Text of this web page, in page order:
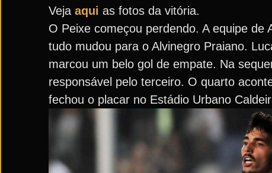
Veja aqui as fotos da vitória.
O Peixe começou perdendo. A equipe
tudo mudou para o Alvinegro Praiano.
marcou um belo gol de empate. Na
responsável pelo terceiro. O quarto
fechou o placar no Estádio Urbano